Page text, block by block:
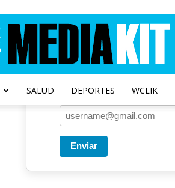
SALUD DEPORTES WCLIK
Una vez a la semana enviamos
Enviar
Entregado por SendPulse